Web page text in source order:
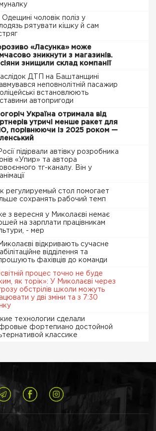
Одещині чоловік поліз у
рятувати кішку й сам
«Ласунка» може
зникнути з магазинів.
знищили склад компанії
ДТП на Баштанщині
неповнолітній пасажир
встановлюють
автопригоди
Україна отримала від
утричі менше ракет для
порівнюючи із 2025 роком —
підірвали автівку розробника
«Упир» та автора
тг-каналу. Він у
регулируемый стол помогает
сохранять рабочий темп
з вересня у Миколаєві немає
на зарплати працівникам
- мер
відкривають сучасне
відділення та
фахівців до команди
процес точно не буде
як торік»: У Миколаєві через
обстрілів школи можуть
у дві зміни та з 7:30
технологии сделали
фортепиано достойной
классике